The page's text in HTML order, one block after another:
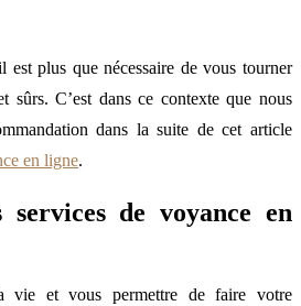
plus que nécessaire de vous tourner
sûrs. C’est dans ce contexte que nous
dans la suite de cet article
en ligne.
de voyance en
et vous permettre de faire votre